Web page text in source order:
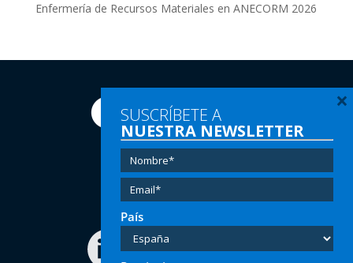
Enfermería de Recursos Materiales en ANECORM 2026
Tel:(+34) 91 616 60 00
Email:info@hersill.com
SUSCRÍBETE A
NUESTRA NEWSLETTER
País
×